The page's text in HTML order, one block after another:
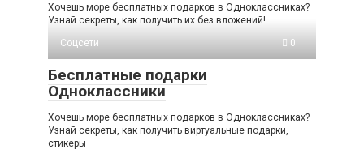
Хочешь море бесплатных подарков в Одноклассниках?
Узнай секреты, как получить их без вложений!
Соцсети
0
Бесплатные подарки
Одноклассники
Хочешь море бесплатных подарков в Одноклассниках?
Узнай секреты, как получить виртуальные подарки,
стикеры